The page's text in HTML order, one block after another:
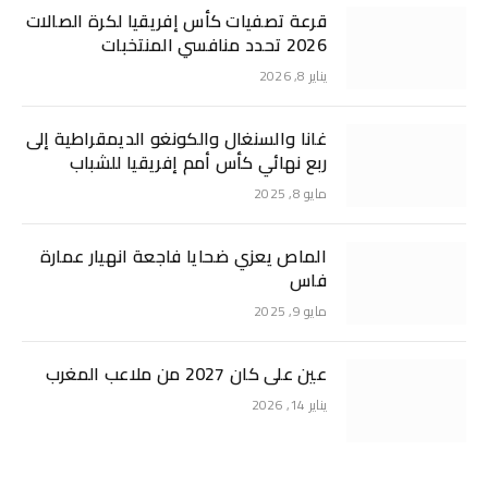
قرعة تصفيات كأس إفريقيا لكرة الصالات
2026 تحدد منافسي المنتخبات
يناير 8, 2026
غانا والسنغال والكونغو الديمقراطية إلى
ربع نهائي كأس أمم إفريقيا للشباب
مايو 8, 2025
الماص يعزي ضحايا فاجعة انهيار عمارة
فاس
مايو 9, 2025
عين على كان 2027 من ملاعب المغرب
يناير 14, 2026